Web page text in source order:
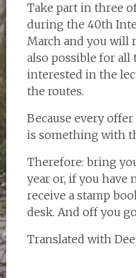
Take part in three
during the 40th
March and you will
also possible for all
interested in the
the routes.
Because every
is something with
Therefore: bring
year or, if you have
receive a stamp
desk. And off you
Translated with